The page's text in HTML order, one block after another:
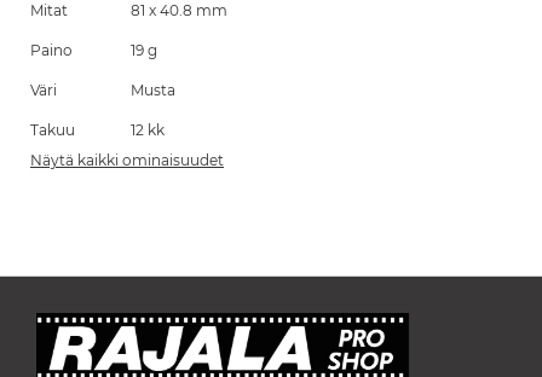
Mitat 81 x 40.8 mm
Paino 19 g
Väri Musta
Takuu
12 kk
Näytä kaikki ominaisuudet